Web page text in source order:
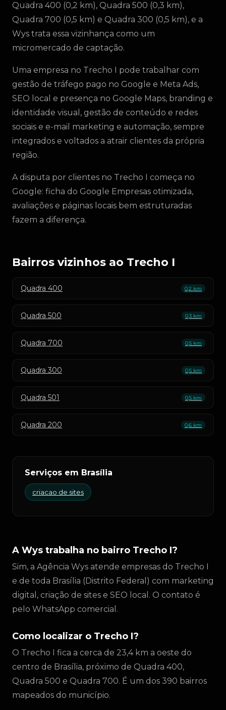
Quadra 400 (0,2 km), Quadra 500 (0,3 km),
Quadra 700 (0,5 km) e Quadra 300 (0,5 km), e a
Wys trata essa vizinhança como um
micromercado de captação.
Uma empresa no Trecho I pode trabalhar com
gestão de tráfego pago no Google e Meta Ads,
SEO local e presença no Google Maps, branding e
identidade visual, gestão de conteúdo e redes
sociais e e-mail marketing e automação, sempre
integrados e voltados a atrair clientes da própria
região.
A disputa por clientes no Trecho I começa no
Google: ficha do Google Empresas otimizada,
avaliações e páginas locais bem estruturadas
fazem a diferença.
Bairros vizinhos ao Trecho I
Quadra 400 0,2 km
Quadra 500 0,3 km
Quadra 700 0,5 km
Quadra 300 0,5 km
Quadra 501 0,5 km
Quadra 200 0,6 km
Serviços em Brasília
criacao de sites
A Wys trabalha no bairro Trecho I?
Sim, a Agência Wys atende empresas do Trecho I
e de toda Brasília (Distrito Federal) com marketing
digital, criação de sites e SEO local. O contato é
pelo WhatsApp comercial.
Como localizar o Trecho I?
O Trecho I fica a cerca de 23,4 km a oeste do
centro de Brasília, próximo de Quadra 400,
Quadra 500 e Quadra 700. É um dos 390 bairros
mapeados do município.